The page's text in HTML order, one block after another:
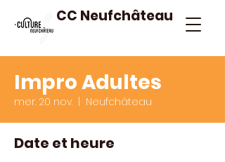
CC Neufchâteau
Impro Adultes
mer. 20 nov. Neufchâteau
Date et heure